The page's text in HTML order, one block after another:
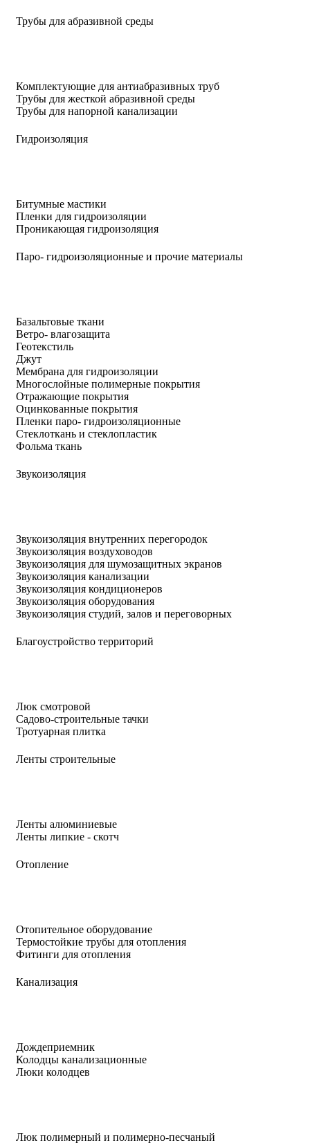
Трубы для абразивной среды
Комплектующие для антиабразивных труб
Трубы для жесткой абразивной среды
Трубы для напорной канализации
Гидроизоляция
Битумные мастики
Пленки для гидроизоляции
Проникающая гидроизоляция
Паро- гидроизоляционные и прочие материалы
Базальтовые ткани
Ветро- влагозащита
Геотекстиль
Джут
Мембрана для гидроизоляции
Многослойные полимерные покрытия
Отражающие покрытия
Оцинкованные покрытия
Пленки паро- гидроизоляционные
Стеклоткань и стеклопластик
Фольма ткань
Звукоизоляция
Звукоизоляция внутренних перегородок
Звукоизоляция воздуховодов
Звукоизоляция для шумозащитных экранов
Звукоизоляция канализации
Звукоизоляция кондиционеров
Звукоизоляция оборудования
Звукоизоляция студий, залов и переговорных
Благоустройство территорий
Люк смотровой
Садово-строительные тачки
Тротуарная плитка
Ленты строительные
Ленты алюминиевые
Ленты липкие - скотч
Отопление
Отопительное оборудование
Термостойкие трубы для отопления
Фитинги для отопления
Канализация
Дождеприемник
Колодцы канализационные
Люки колодцев
Люк полимерный и полимерно-песчаный